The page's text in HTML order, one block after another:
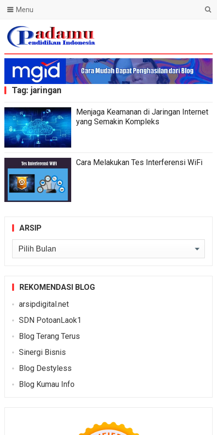
Blog Padamu
Menu
Tag: jaringan
Menjaga Keamanan di Jaringan Internet
yang Semakin Kompleks
Cara Melakukan Tes Interferensi WiFi
ARSIP
Arsip
REKOMENDASI BLOG
arsipdigital.net
SDN PotoanLaok1
Blog Terang Terus
Sinergi Bisnis
Blog Destyless
Blog Kumau Info